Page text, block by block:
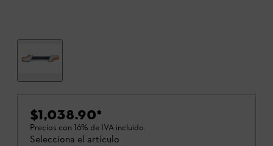
$1,038.90*
Precios con 16% de IVA incluido.
Selecciona el artículo